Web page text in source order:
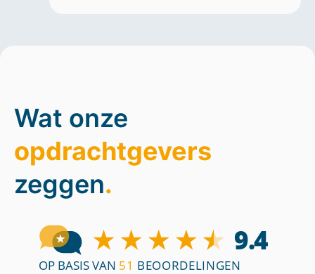
Wat onze
opdrachtgevers
zeggen.